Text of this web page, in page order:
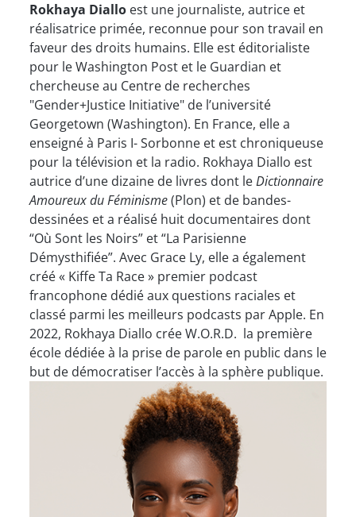
Rokhaya Diallo est une journaliste, autrice et
réalisatrice primée, reconnue pour son travail en
faveur des droits humains. Elle est éditorialiste
pour le Washington Post et le Guardian et
chercheuse au Centre de recherches
"Gender+Justice Initiative" de l’université
Georgetown (Washington). En France, elle a
enseigné à Paris I- Sorbonne et est chroniqueuse
pour la télévision et la radio. Rokhaya Diallo est
autrice d’une dizaine de livres dont leDictionnaire
Amoureux du Féminisme(Plon) et de bandes-
dessinées et a réalisé huit documentaires dont
“Où Sont les Noirs” et “La Parisienne
Démysthifiée”. Avec Grace Ly, elle a également
créé « Kiffe Ta Race » premier podcast
francophone dédié aux questions raciales et
classé parmi les meilleurs podcasts par Apple. En
2022, Rokhaya Diallo crée W.O.R.D. la première
école dédiée à la prise de parole en public dans le
but de démocratiser l’accès à la sphère publique.